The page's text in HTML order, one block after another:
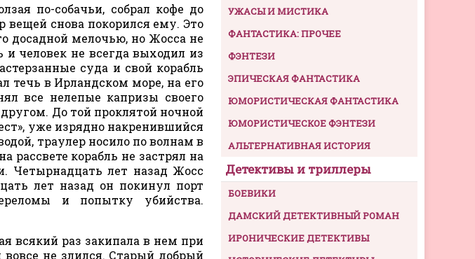
по-собачьи, собрал кофе до
вещей снова покорился ему. Это
досадной мелочью, но Жосса не
человек не всегда выходил из
суда и свой корабль
течь в Ирландском море, на его
все нелепые капризы своего
До той проклятой ночной
уже изрядно накренившийся
траулер носило по волнам в
рассвете корабль не застрял на
Четырнадцать лет назад Жосс
лет назад он покинул порт
и попытку убийства.
всякий раз закипала в нем при
не злился. Старый добрый
УЖАСЫ И МИСТИКА
ФАНТАСТИКА: ПРОЧЕЕ
ФЭНТЕЗИ
ЭПИЧЕСКАЯ ФАНТАСТИКА
ЮМОРИСТИЧЕСКАЯ ФАНТАСТИКА
ЮМОРИСТИЧЕСКОЕ ФЭНТЕЗИ
АЛЬТЕРНАТИВНАЯ ИСТОРИЯ
Детективы и триллеры
БОЕВИКИ
ДАМСКИЙ ДЕТЕКТИВНЫЙ РОМАН
ИРОНИЧЕСКИЕ ДЕТЕКТИВЫ